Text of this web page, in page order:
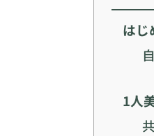
はじ
1人